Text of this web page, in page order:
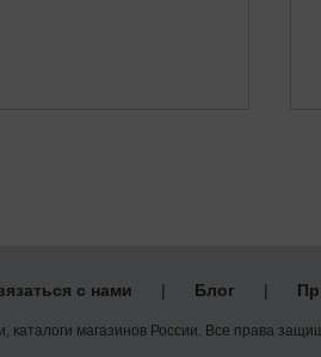
с нами | Блог |
каталоги магазинов России. Все права